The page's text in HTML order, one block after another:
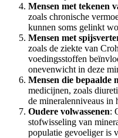
Mensen met tekenen
zoals chronische
kunnen soms gelinkt
Mensen met
zoals de ziekte van
voedingsstoffen
onevenwicht in deze
Mensen die bepaalde
medicijnen, zoals
de mineralenniveaus in
Oudere volwassenen:
stofwisseling van
populatie gevoeliger is